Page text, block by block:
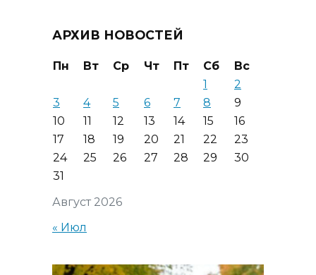
АРХИВ НОВОСТЕЙ
Август 2026
Пн Вт Ср Чт Пт Сб
Вс
1
2
3
4 5 6 7 8
9
10
11 12 13 14 15
16
17
18 19 20 21 22
23
24
25 26 27 28 29
30
31
« Июл